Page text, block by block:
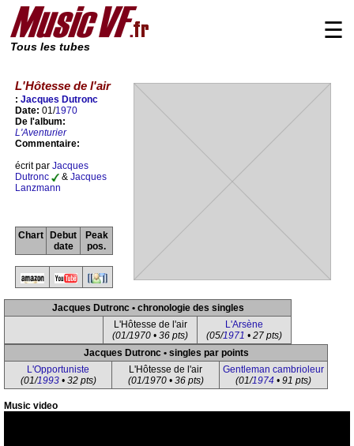
Tous les tubes
☰
L'Hôtesse de l'air
: Jacques Dutronc
Date: 01/1970
De l'album:
L'Aventurier
Commentaire:
écrit par Jacques
Dutronc
& Jacques
Lanzmann
Chart
Debut
date
Peak
pos.
Jacques Dutronc • chronologie des singles
L'Hôtesse de l'air
(01/1970 • 36 pts)
L'Arsène
(05/1971 • 27 pts)
Jacques Dutronc • singles par points
L'Opportuniste
(01/1993• 32 pts)
L'Hôtesse de l'air
(01/1970 • 36 pts)
Gentleman cambrioleur
(01/1974 • 91 pts)
Music video